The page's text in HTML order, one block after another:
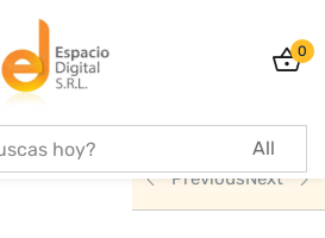
0
INFORMATICA
PreviousNext
Sign in